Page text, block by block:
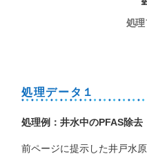
処理
処理データ１
処理例：井水中の PFAS除去
前ページに提示した井戸水